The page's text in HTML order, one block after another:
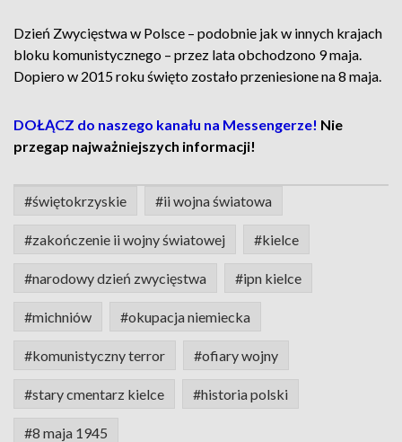
Dzień Zwycięstwa w Polsce – podobnie jak w innych krajach
bloku komunistycznego – przez lata obchodzono 9 maja.
Dopiero w 2015 roku święto zostało przeniesione na 8 maja.
DOŁĄCZ do naszego kanału na Messengerze! Nie
przegap najważniejszych informacji!
#świętokrzyskie #ii wojna światowa
#zakończenie ii wojny światowej #kielce
#narodowy dzień zwycięstwa #ipn kielce
#michniów #okupacja niemiecka
#komunistyczny terror #ofiary wojny
#stary cmentarz kielce #historia polski
#8 maja 1945